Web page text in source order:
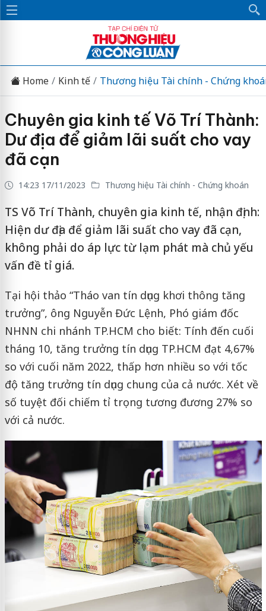
Home Kinh tế Thương hiệu Tài chính - Chứng
Chuyên gia kinh tế Võ Trí Thành:
Dư địa để giảm lãi suất cho vay
đã cạn
14:23 17/11/2023 Thương hiệu Tài chính - Chứng khoán
TS Võ Trí Thành, chuyên gia kinh tế, nhận định:
Hiện dư địa để giảm lãi suất cho vay đã cạn,
không phải do áp lực từ lạm phát mà chủ yếu
vấn đề tỉ giá.
Tại hội thảo “Tháo van tín dụng khơi thông tăng
trưởng”, ông Nguyễn Đức Lệnh, Phó giám đốc
NHNN chi nhánh TP.HCM cho biết: Tính đến cuối
tháng 10, tăng trưởng tín dụng TP.HCM đạt 4,67%
so với cuối năm 2022, thấp hơn nhiều so với tốc
độ tăng trưởng tín dụng chung của cả nước. Xét về
số tuyệt đối chiếm tỉ trọng tương đương 27% so
với cả nước.